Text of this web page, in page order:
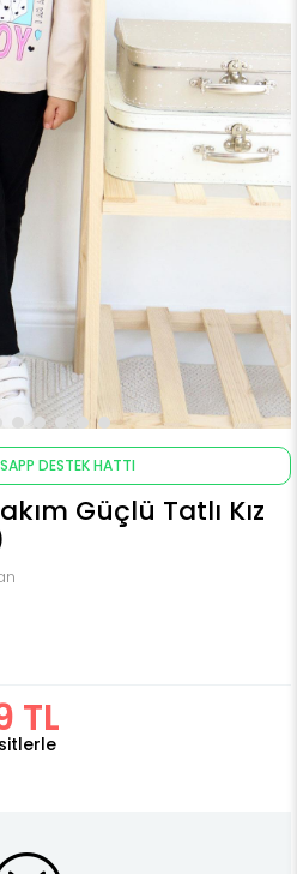
DESTEK HATTI
Güçlü Tatlı Kız
TL